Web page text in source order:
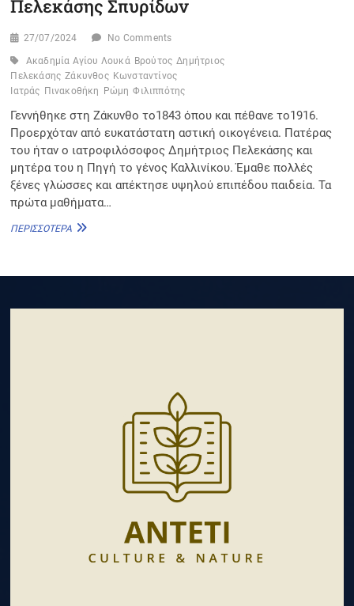
Πελεκάσης Σπυρίδων
27/07/2024 No Comments
Ακαδημία Αγίου Λουκά Βρούτος Δημήτριος
Πελεκάσης Ζάκυνθος Κωνσταντίνος
Ιατράς Πινακοθήκη Ρώμη Φιλιππότης
Γεννήθηκε στη Ζάκυνθο το1843 όπου και πέθανε το1916.
Προερχόταν από ευκατάστατη αστική οικογένεια. Πατέρας
του ήταν ο ιατροφιλόσοφος Δημήτριος Πελεκάσης και
μητέρα του η Πηγή το γένος Καλλινίκου. Έμαθε πολλές
ξένες γλώσσες και απέκτησε υψηλού επιπέδου παιδεία. Τα
πρώτα μαθήματα…
ΠΕΡΙΣΣΌΤΕΡΑ ΠΕΛΕΚΆΣΗΣ